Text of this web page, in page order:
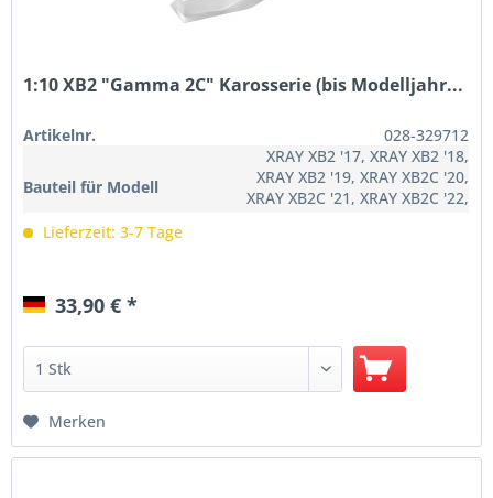
1:10 XB2 "Gamma 2C" Karosserie (bis Modelljahr...
Artikelnr. 028-329712
Bauteil für Modell
XRAY XB2 '17, XRAY XB2 '18,
XRAY XB2 '19, XRAY XB2C '20,
XRAY XB2C '21, XRAY XB2C '22,
Lieferzeit: 3-7 Tage
33,90 € *
Merken